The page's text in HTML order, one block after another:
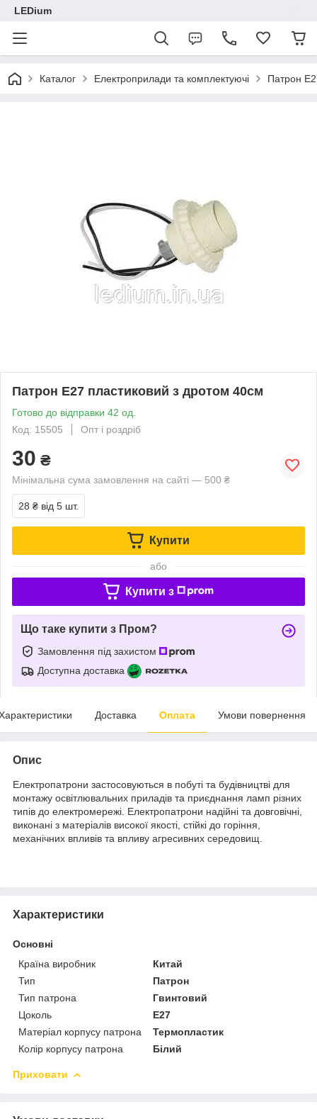
LEDium
Каталог Електроприлади та комплектуючі Патрон
Патрон Е27 пластиковий з дротом 40см
Готово до відправки 42 од.
Код: 15505
Опт і роздріб
30 ₴
Мінімальна сума замовлення на сайті — 500 ₴
28 ₴ від 5 шт.
Купити
або
Купити з
Що таке купити з Пром?
Замовлення під захистом
Доступна доставка
Доставка Оплата Умови повернення
Опис
Електропатрони застосовуються в побуті та будівництві для
монтажу освітлювальних приладів та приєднання ламп різних
типів до електромережі. Електропатрони надійні та довговічні,
виконані з матеріалів високої якості, стійкі до горіння,
механічних впливів та впливу агресивних середовищ.
Характеристики
Основні
Країна виробник
Китай
Тип
Патрон
Тип патрона
Гвинтовий
Цоколь
E27
Матеріал корпусу патрона
Термопластик
Колір корпусу патрона
Білий
Приховати